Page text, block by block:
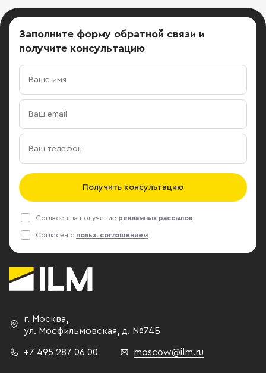
Заполните форму обратной связи и
получите консультацию
Получить консультацию
Согласен на получение рекламных рассылок
Согласен с польз. соглашением
г. Москва,
ул. Мосфильмовская, д. №74Б
+7 495 287 06 00 moscow@ilm.ru